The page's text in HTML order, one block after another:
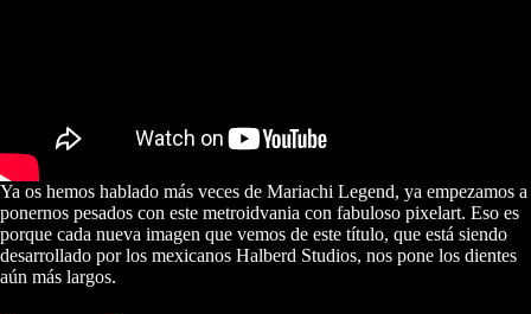
Ya os hemos hablado más veces de Mariachi Legend, ya empezamos a
ponernos pesados con este metroidvania con fabuloso pixelart. Eso es
porque cada nueva imagen que vemos de este título, que está siendo
desarrollado por los mexicanos Halberd Studios, nos pone los dientes
aún más largos.